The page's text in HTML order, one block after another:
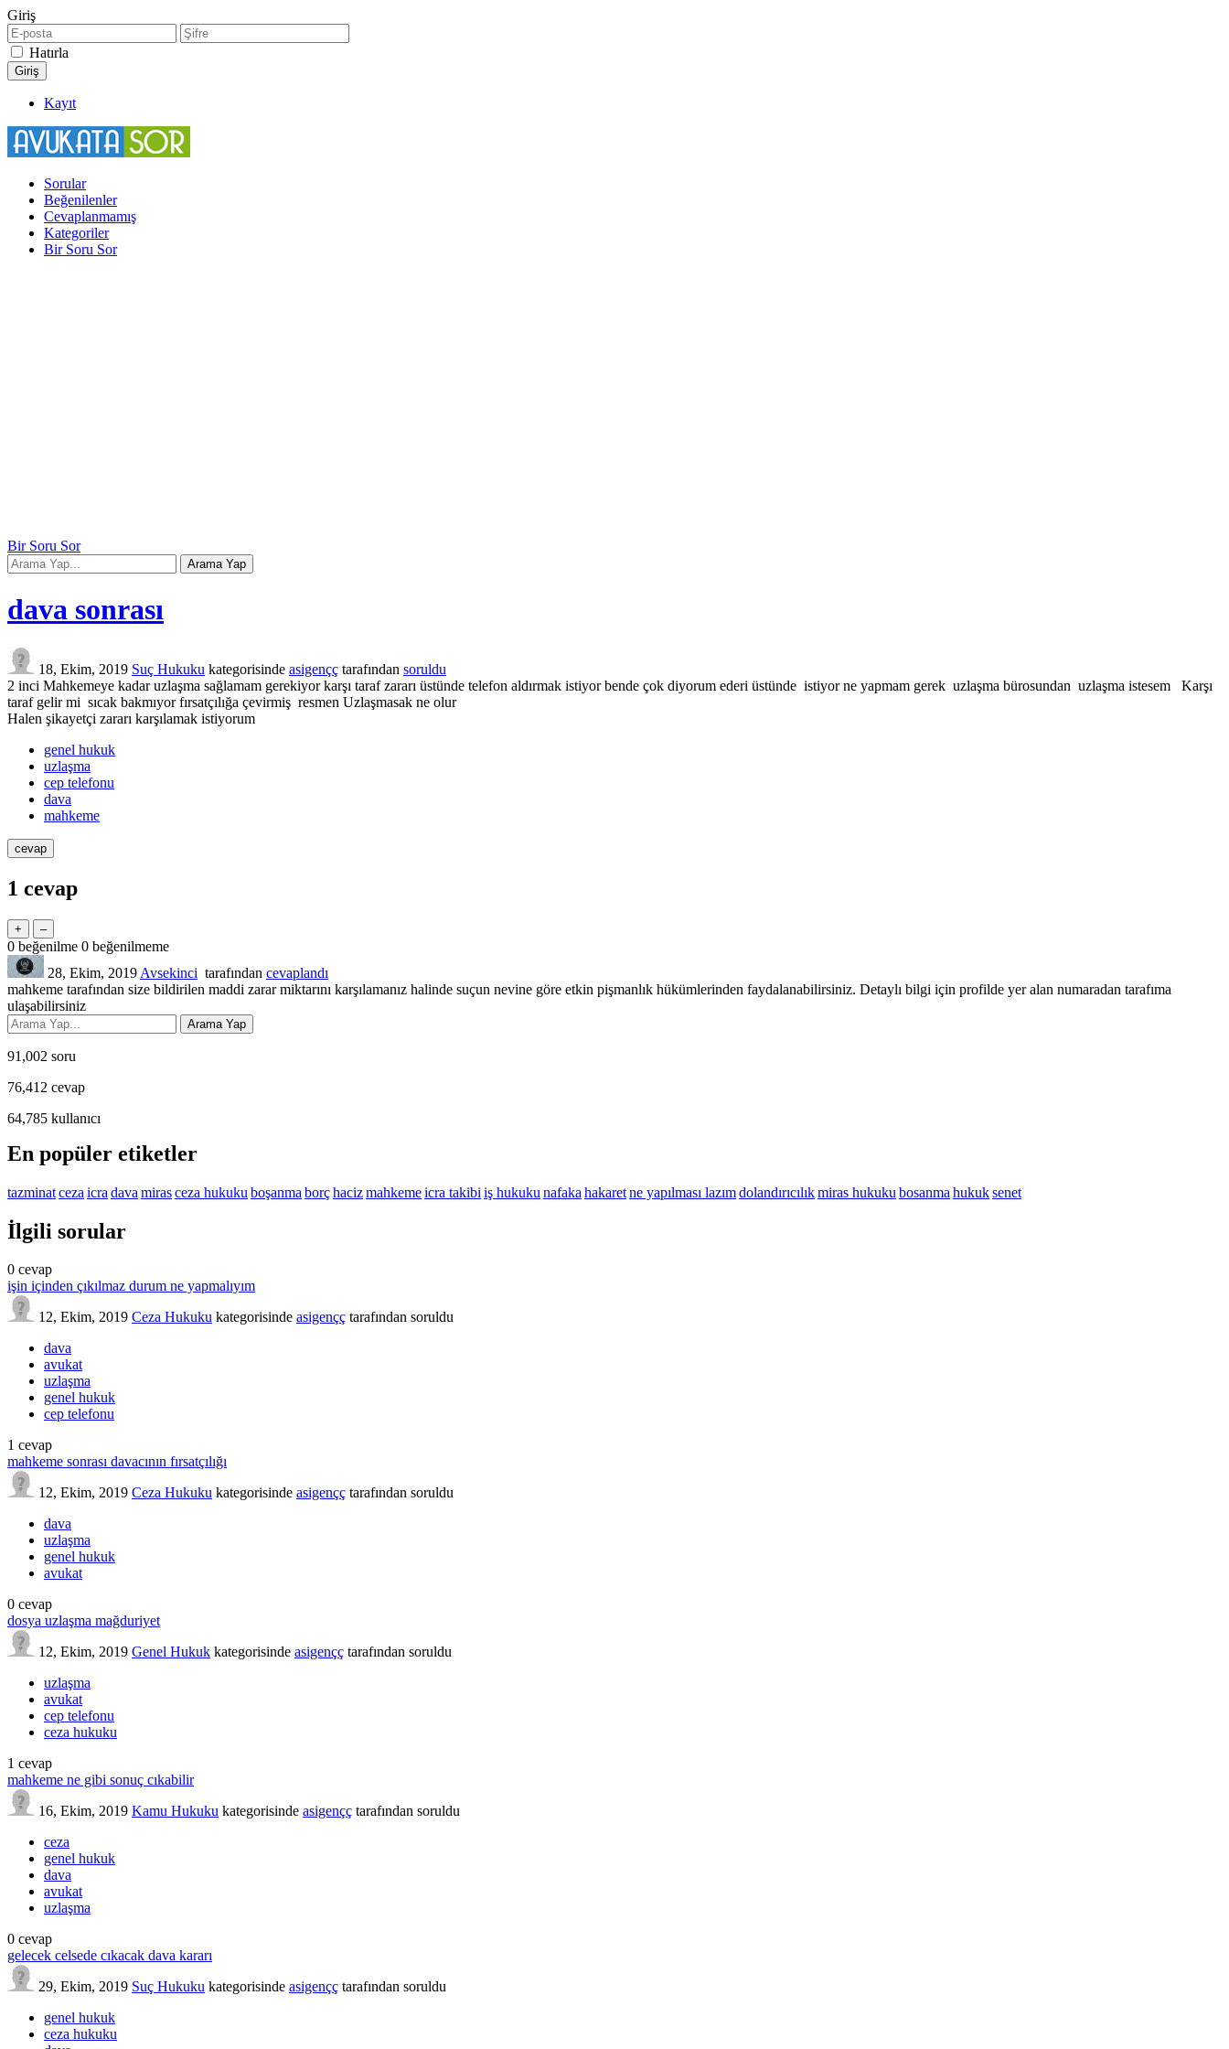
Giriş
Hatırla
Kayıt
Sorular
Beğenilenler
Cevaplanmamış
Kategoriler
Bir Soru Sor
Bir Soru Sor
dava sonrası
18, Ekim, 2019 Suç Hukuku kategorisinde asigençç tarafından soruldu
2 inci Mahkemeye kadar uzlaşma sağlamam gerekiyor karşı taraf zararı üstünde telefon aldırmak istiyor bende çok diyorum ederi üstünde istiyor ne yapmam gerek uzlaşma bürosundan uzlaşma istesem Karşı
taraf gelir mi sıcak bakmıyor fırsatçılığa çevirmiş resmen Uzlaşmasak ne olur
Halen şikayetçi zararı karşılamak istiyorum
genel hukuk
uzlaşma
cep telefonu
dava
mahkeme
1 cevap
0 beğenilme 0 beğenilmeme
28, Ekim, 2019 Avsekinci tarafından cevaplandı
mahkeme tarafından size bildirilen maddi zarar miktarını karşılamanız halinde suçun nevine göre etkin pişmanlık hükümlerinden faydalanabilirsiniz. Detaylı bilgi için profilde yer alan numaradan tarafıma
ulaşabilirsiniz
91,002 soru
76,412 cevap
64,785 kullanıcı
En popüler etiketler
tazminatceza icra dava mirasceza hukuku boşanma borçhacizmahkemeicra takibi iş hukuku nafaka hakaretne yapılması lazımdolandırıcılıkmiras hukuku bosanma hukuksenet
İlgili sorular
0 cevap
işin içinden çıkılmaz durum ne yapmalıyım
12, Ekim, 2019 Ceza Hukuku kategorisinde asigençç tarafından soruldu
dava
avukat
uzlaşma
genel hukuk
cep telefonu
1 cevap
mahkeme sonrası davacının fırsatçılığı
12, Ekim, 2019 Ceza Hukuku kategorisinde asigençç tarafından soruldu
dava
uzlaşma
genel hukuk
avukat
0 cevap
dosya uzlaşma mağduriyet
12, Ekim, 2019 Genel Hukuk kategorisinde asigençç tarafından soruldu
uzlaşma
avukat
cep telefonu
ceza hukuku
1 cevap
mahkeme ne gibi sonuç cıkabilir
16, Ekim, 2019 Kamu Hukuku kategorisinde asigençç tarafından soruldu
ceza
genel hukuk
dava
avukat
uzlaşma
0 cevap
gelecek celsede cıkacak dava kararı
29, Ekim, 2019 Suç Hukuku kategorisinde asigençç tarafından soruldu
genel hukuk
ceza hukuku